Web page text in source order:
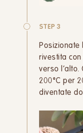
STEP 3
Posizionate
rivestita con
verso
200°C per
diventate